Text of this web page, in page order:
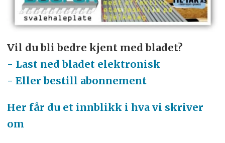
Vil du bli bedre kjent med bladet?
- Last ned bladet elektronisk
- Eller bestill abonnement
Her får du et innblikk i hva vi skriver
om